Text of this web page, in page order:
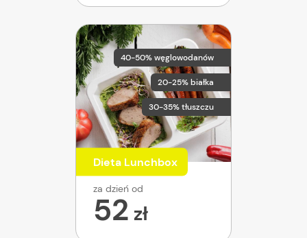
40-50% węglowodanów
20-25% białka
30-35% tłuszczu
Dieta Lunchbox
za dzień od
52 zł